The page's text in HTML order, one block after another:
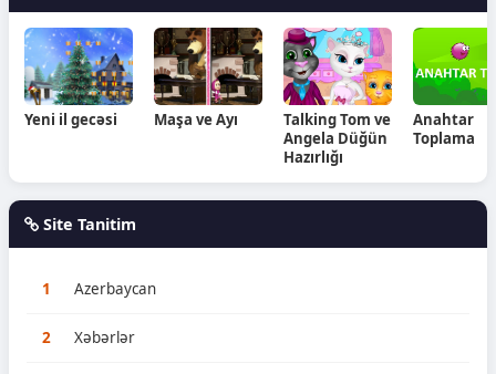
Yeni il gecəsi Maşa ve Ayı
Talking Tom ve
Angela Düğün
Hazırlığı
Anahtar
Toplama
Site Tanitim
1 Azerbaycan
2 Xəbərlər